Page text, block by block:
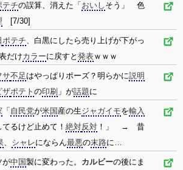
テチの誤算、消えた「 おいし そう」 色
[7/30]
ポテチ、白黒にしたら売り上げが下がっ
だけカラーに戻すと 発表ｗｗｗ
サ不足 はやっぱりポーズ？明らかに説明
ザポテト の印刷 」が話題に
「 自民党が米国 産の生ジャガイモを輸入
るけど止めて！ 絶対反対 ！」 → 昔
、 シャレにならん最悪の末路に…
が中国製に変わった。 カルビーの後にま